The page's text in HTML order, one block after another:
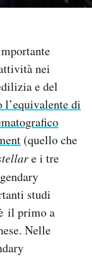
nei
e del
l’equivalente di
(quello che
e i tre
studi
il primo a
Nelle